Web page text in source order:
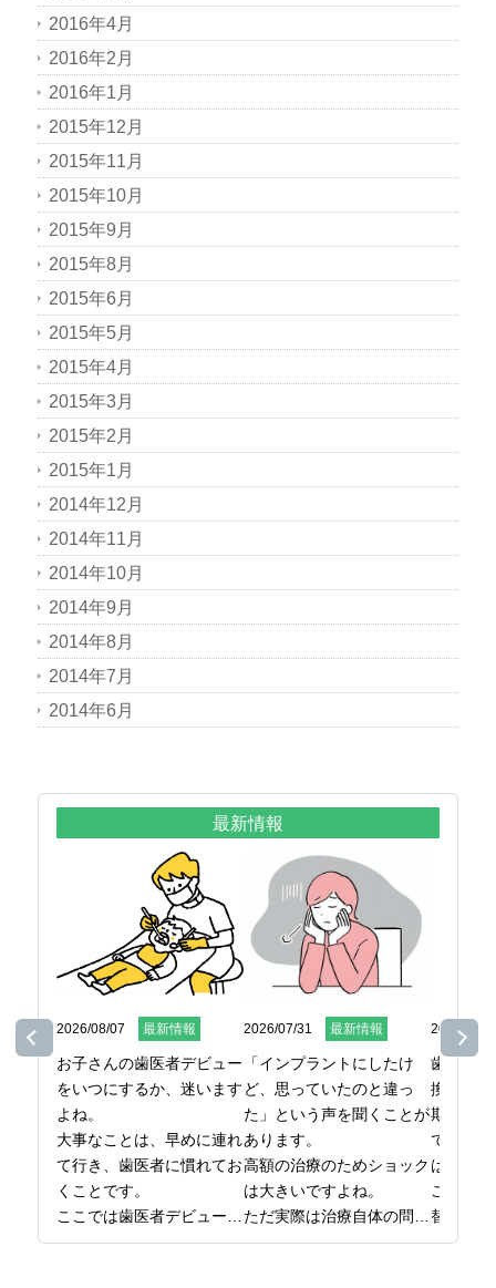
2016年4月
2016年2月
2016年1月
2015年12月
2015年11月
2015年10月
2015年9月
2015年8月
2015年6月
2015年5月
2015年4月
2015年3月
2015年2月
2015年1月
2014年12月
2014年11月
2014年10月
2014年9月
2014年8月
2014年7月
2014年6月
最新情報
2026/08/07 最新情報
お子さんの歯医者デビュー
をいつにするか、迷います
よね。
大事なことは、早めに連れ
て行き、歯医者に慣れてお
くことです。
ここでは歯医者デビューの
時期から、最初の受診で気
2026/07/31 最新情報
「インプラントにしたけ
ど、思っていたのと違っ
た」という声を聞くことが
あります。
高額の治療のためショック
は大きいですよね。
ただ実際は治療自体の問題
というより、事前の確認、
2026/07/
歯ブラ
換して
期間ま
で決め
はない
ここで
替え時
をまと